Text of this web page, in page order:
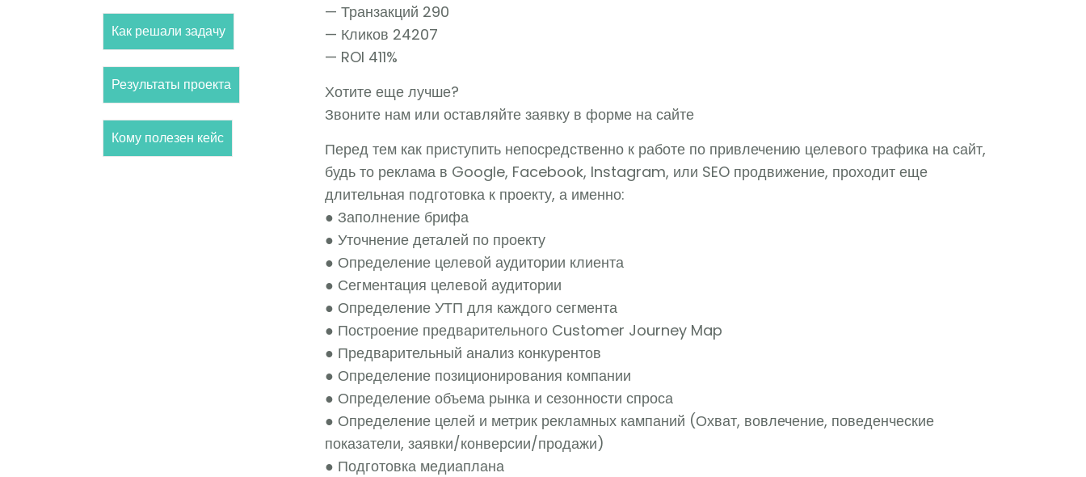
Как решали задачу
Результаты проекта
Кому полезен кейс
— Транзакций 290
— Кликов 24207
— ROI 411%
Хотите еще лучше?
Звоните нам или оставляйте заявку в форме на сайте
Перед тем как приступить непосредственно к работе по привлечению целевого трафика на сайт,
будь то реклама в Google, Facebook, Instagram, или SEO продвижение, проходит еще
длительная подготовка к проекту, а именно:
● Заполнение брифа
● Уточнение деталей по проекту
● Определение целевой аудитории клиента
● Сегментация целевой аудитории
● Определение УТП для каждого сегмента
● Построение предварительного Customer Journey Map
● Предварительный анализ конкурентов
● Определение позиционирования компании
● Определение объема рынка и сезонности спроса
● Определение целей и метрик рекламных кампаний (Охват, вовлечение, поведенческие
показатели, заявки/конверсии/продажи)
● Подготовка медиаплана